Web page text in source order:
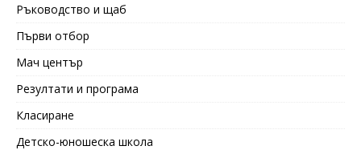
Ръководство и щаб
Първи отбор
Мач център
Резултати и програма
Класиране
Детско-юношеска школа